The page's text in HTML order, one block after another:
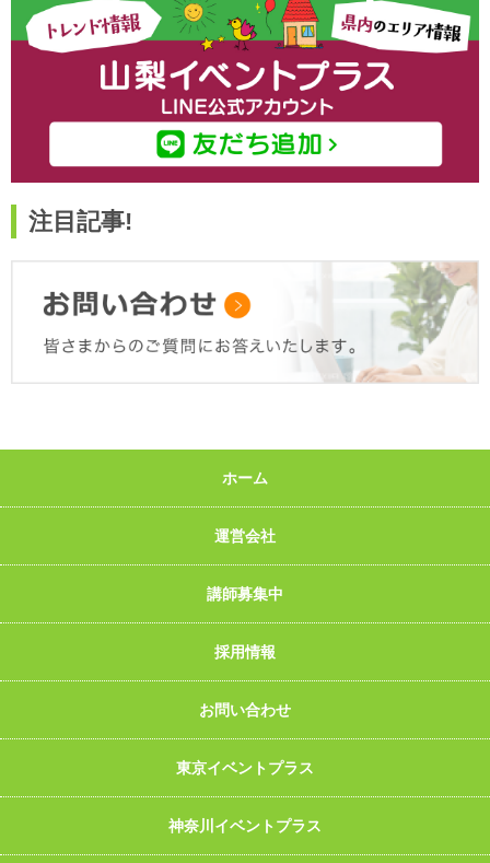
注目記事!
ホーム
運営会社
講師募集中
採用情報
お問い合わせ
東京イベントプラス
神奈川イベントプラス